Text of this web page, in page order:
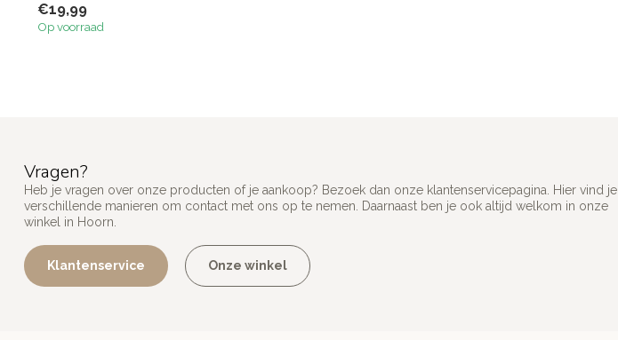
€19,99
Op voorraad
Vragen?
Heb je vragen over onze producten of je aankoop? Bezoek dan onze klantenservicepagina. Hier vind je
verschillende manieren om contact met ons op te nemen. Daarnaast ben je ook altijd welkom in onze
winkel in Hoorn.
Klantenservice Onze winkel